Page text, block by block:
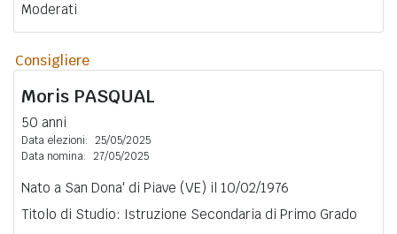
Moderati
Consigliere
Moris PASQUAL
50 anni
Data elezioni: 25/05/2025
Data nomina: 27/05/2025
Nato a San Dona' di Piave (VE) il 10/02/1976
Titolo di Studio: Istruzione Secondaria di Primo Grado